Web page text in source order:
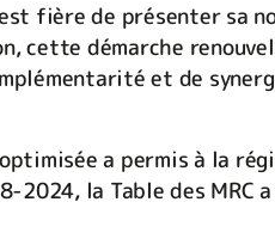
fière de présenter sa
démarche
et de
a permis à la
la Table des